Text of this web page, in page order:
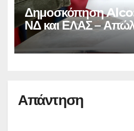
Δημοσκόπηση
ΝΔ και ΕΛΑΣ –
ΠΑΣΟΚ
Απάντηση